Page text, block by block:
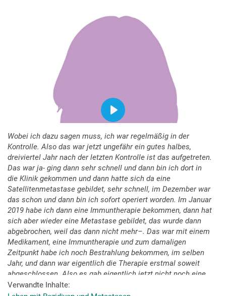
Wobei ich dazu sagen muss, ich war regelmäßig in der
Kontrolle. Also das war jetzt ungefähr ein gutes halbes,
dreiviertel Jahr nach der letzten Kontrolle ist das aufgetreten.
Das war ja- ging dann sehr schnell und dann bin ich dort in
die Klinik gekommen und dann hatte sich da eine
Satellitenmetastase gebildet, sehr schnell, im Dezember war
das schon und dann bin ich sofort operiert worden. Im Januar
2019 habe ich dann eine Immuntherapie bekommen, dann hat
sich aber wieder eine Metastase gebildet, das wurde dann
abgebrochen, weil das dann nicht mehr–. Das war mit einem
Medikament, eine Immuntherapie und zum damaligen
Zeitpunkt habe ich noch Bestrahlung bekommen, im selben
Jahr, und dann war eigentlich die Therapie erstmal soweit
abgeschlossen. Also es gab eigentlich jetzt nicht noch eine
weitere Möglichkeit und ich hatte irgendwie so das Gefühl,
Verwandte Inhalte